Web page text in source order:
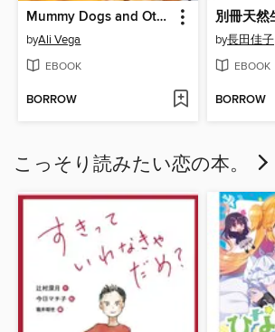
Mummy Dogs and Other Horrifying Snacks
byAli Vega
EBOOK
BORROW
by長田佳子
EBOOK
BORROW
こっそり読みたい恋の本。